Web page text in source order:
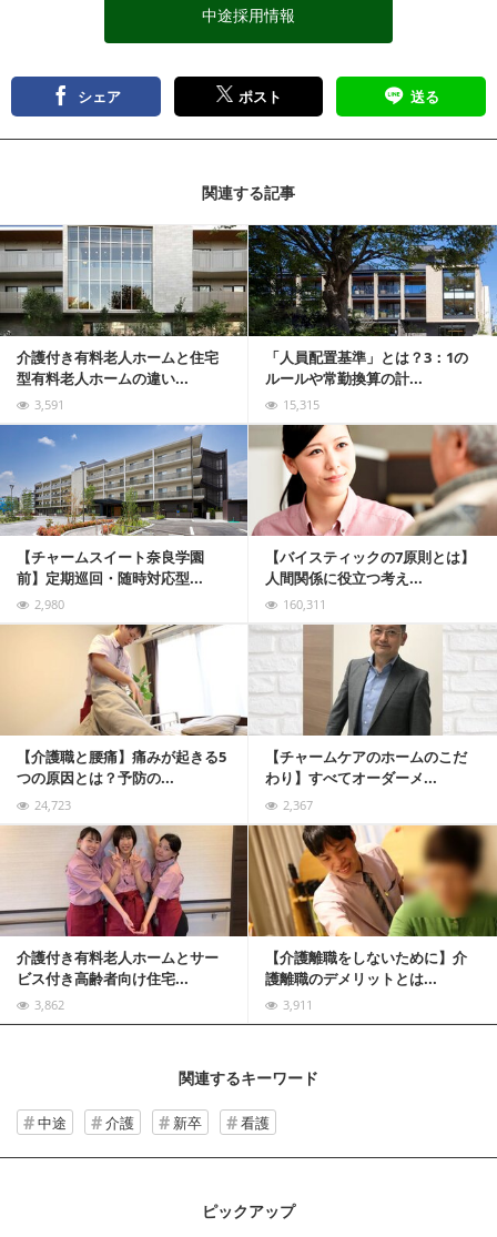
中途採用情報
シェア ポスト 送る
関連する記事
介護付き有料老人ホームと住宅
型有料老人ホームの違い...
3,591
「人員配置基準」とは？3：1の
ルールや常勤換算の計...
15,315
記事を読む
【チャームスイート奈良学園
前】定期巡回・随時対応型...
2,980
【バイスティックの7原則とは】
人間関係に役立つ考え...
160,311
記事を読む
【介護職と腰痛】痛みが起きる5
つの原因とは？予防の...
24,723
【チャームケアのホームのこだ
わり】すべてオーダーメ...
2,367
記事を読む
介護付き有料老人ホームとサー
ビス付き高齢者向け住宅...
3,862
【介護離職をしないために】介
護離職のデメリットとは...
3,911
記事を読む
関連するキーワード
中途 介護 新卒 看護
ピックアップ